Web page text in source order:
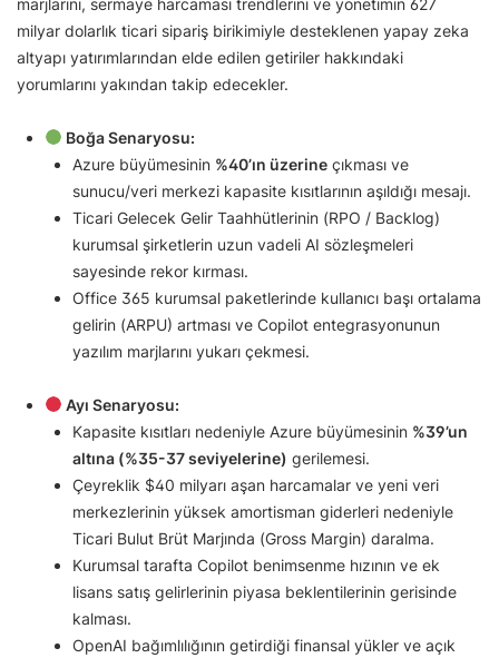
milyar dolarlık ticari sipariş birikimiyle desteklenen yapay zeka
altyapı yatırımlarından elde edilen getiriler hakkındaki
yorumlarını yakından takip edecekler.
Boğa Senaryosu:
Azure büyümesinin %40’ın üzerine çıkması ve
sunucu/veri merkezi kapasite kısıtlarının aşıldığı mesajı.
Ticari Gelecek Gelir Taahhütlerinin (RPO / Backlog)
kurumsal şirketlerin uzun vadeli AI sözleşmeleri
sayesinde rekor kırması.
Office 365 kurumsal paketlerinde kullanıcı başı ortalama
gelirin (ARPU) artması ve Copilot entegrasyonunun
yazılım marjlarını yukarı çekmesi.
Ayı Senaryosu:
Kapasite kısıtları nedeniyle Azure büyümesinin %39’un
altına (%35-37 seviyelerine) gerilemesi.
Çeyreklik $40 milyarı aşan harcamalar ve yeni veri
merkezlerinin yüksek amortisman giderleri nedeniyle
Ticari Bulut Brüt Marjında (Gross Margin) daralma.
Kurumsal tarafta Copilot benimsenme hızının ve ek
lisans satış gelirlerinin piyasa beklentilerinin gerisinde
kalması.
OpenAI bağımlılığının getirdiği finansal yükler ve açık